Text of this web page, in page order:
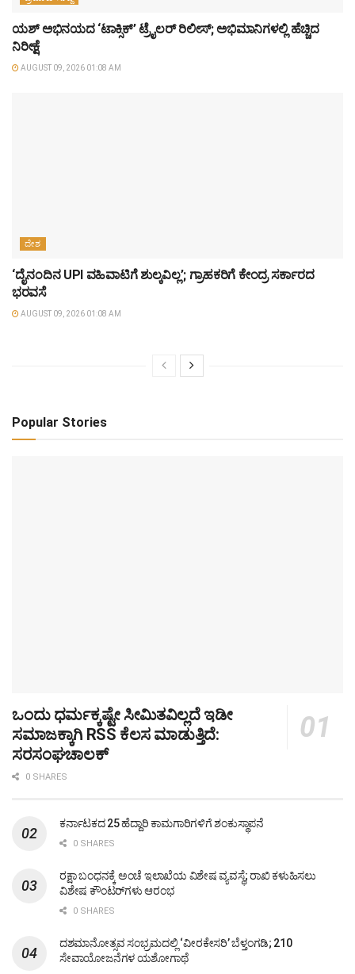
ಯಶ್‌ ಅಭಿನಯದ ‘ಟಾಕ್ಸಿಕ್’ ಟ್ರೈಲರ್ ರಿಲೀಸ್; ಅಭಿಮಾನಿಗಳಲ್ಲಿ ಹೆಚ್ಚಿದ
ನಿರೀಕ್ಷೆ
AUGUST 09, 2026 01:08 AM
ದೇಶ
‘ದೈನಂದಿನ UPI ವಹಿವಾಟಿಗೆ ಶುಲ್ಕವಿಲ್ಲ’; ಗ್ರಾಹಕರಿಗೆ ಕೇಂದ್ರ ಸರ್ಕಾರದ
ಭರವಸೆ
AUGUST 09, 2026 01:08 AM
Popular Stories
ಒಂದು ಧರ್ಮಕ್ಕಷ್ಟೇ ಸೀಮಿತವಿಲ್ಲದೆ ಇಡೀ
ಸಮಾಜಕ್ಕಾಗಿ RSS ಕೆಲಸ ಮಾಡುತ್ತಿದೆ:
ಸರಸಂಘಚಾಲಕ್
0 SHARES
ಕರ್ನಾಟಕದ 25 ಹೆದ್ದಾರಿ ಕಾಮಗಾರಿಗಳಿಗೆ ಶಂಕುಸ್ಥಾಪನೆ
0 SHARES
ರಕ್ಷಾ ಬಂಧನಕ್ಕೆ ಅಂಚೆ ಇಲಾಖೆಯ ವಿಶೇಷ ವ್ಯವಸ್ಥೆ; ರಾಖಿ ಕಳುಹಿಸಲು
ವಿಶೇಷ ಕೌಂಟರ್‌ಗಳು ಆರಂಭ
0 SHARES
ದಶಮಾನೋತ್ಸವ ಸಂಭ್ರಮದಲ್ಲಿ ‘ವೀರಕೇಸರಿ’ ಬೆಳ್ತಂಗಡಿ; 210
ಸೇವಾಯೋಜನೆಗಳ ಯಶೋಗಾಥೆ